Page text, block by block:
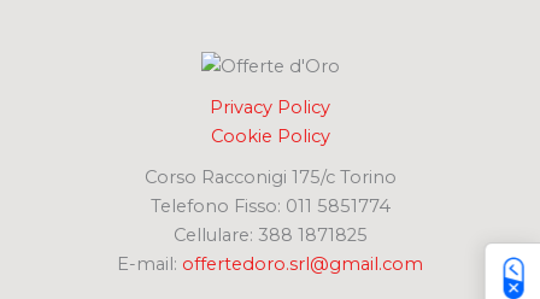
Privacy Policy
Cookie Policy
Corso Racconigi 175/c Torino
Telefono Fisso: 011 5851774
Cellulare: 388 1871825
E-mail: offertedoro.srl@gmail.com